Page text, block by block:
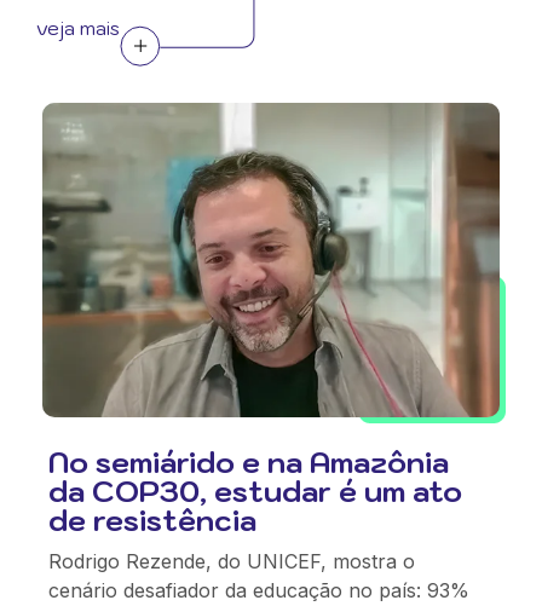
veja mais
No semiárido e na Amazônia
da COP30, estudar é um ato
de resistência
Rodrigo Rezende, do UNICEF, mostra o
cenário desafiador da educação no país: 93%